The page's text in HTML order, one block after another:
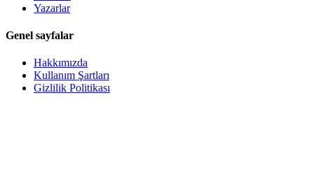
Yazarlar
Genel sayfalar
Hakkımızda
Kullanım Şartları
Gizlilik Politikası